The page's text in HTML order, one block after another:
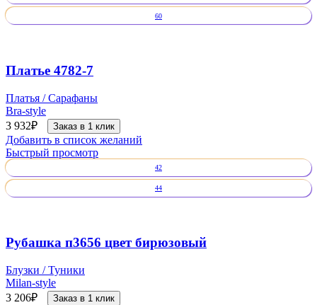
60
Платье 4782-7
Платья / Сарафаны
Bra-style
3 932₽ Заказ в 1 клик
Добавить в список желаний
Быстрый просмотр
42
44
Рубашка п3656 цвет бирюзовый
Блузки / Туники
Milan-style
3 206₽ Заказ в 1 клик